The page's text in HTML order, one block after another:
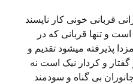
قربانی خونی کار ناپسند
و تنها قربانی که در
مزدا پذیرفته میشود تقدیم و
گفتار و کردار نیک است نه
بی گناه و سودمند.